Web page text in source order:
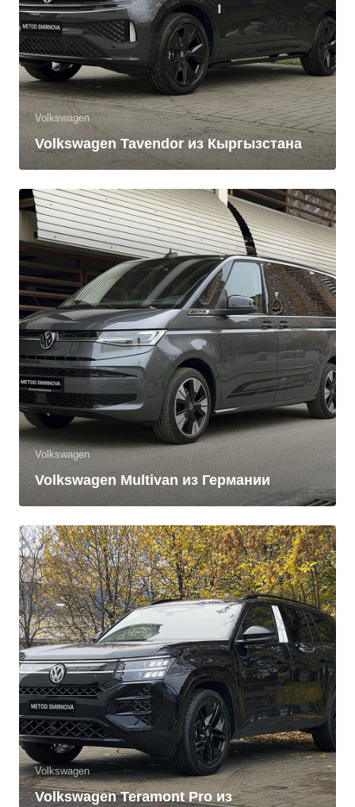
Volkswagen
Volkswagen Tavendor из Кыргызстана
Volkswagen
Volkswagen Multivan из Германии
Volkswagen
Volkswagen Teramont Pro из